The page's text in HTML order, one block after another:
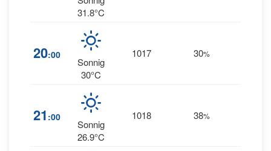
31.8°C
20:00
Sonnig
30°C
1017 30%
21 :00
Sonnig
26.9°C
1018 38%